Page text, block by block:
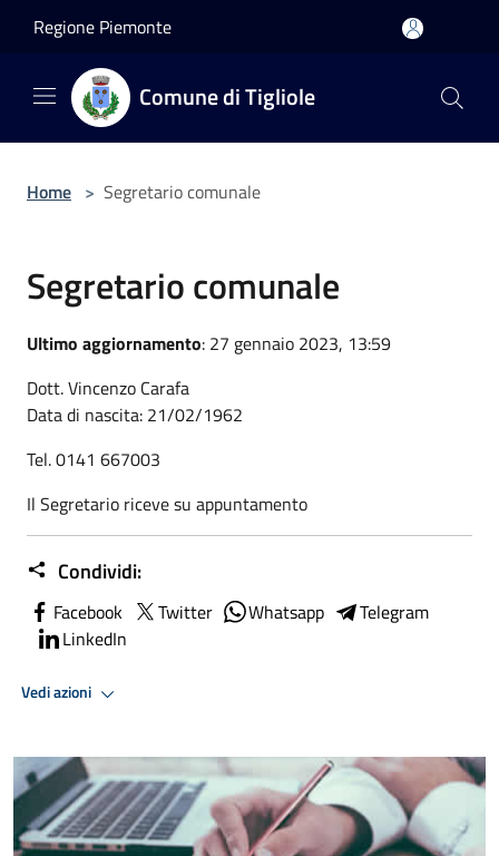
Regione Piemonte
Comune di Tigliole
Home > Segretario comunale
Segretario comunale
Ultimo aggiornamento: 27 gennaio 2023, 13:59
Dott. Vincenzo Carafa
Data di nascita: 21/02/1962
Tel. 0141 667003
Il Segretario riceve su appuntamento
Condividi:
Facebook Twitter Whatsapp
Telegram
LinkedIn
Vedi azioni